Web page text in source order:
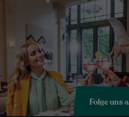
Folge uns